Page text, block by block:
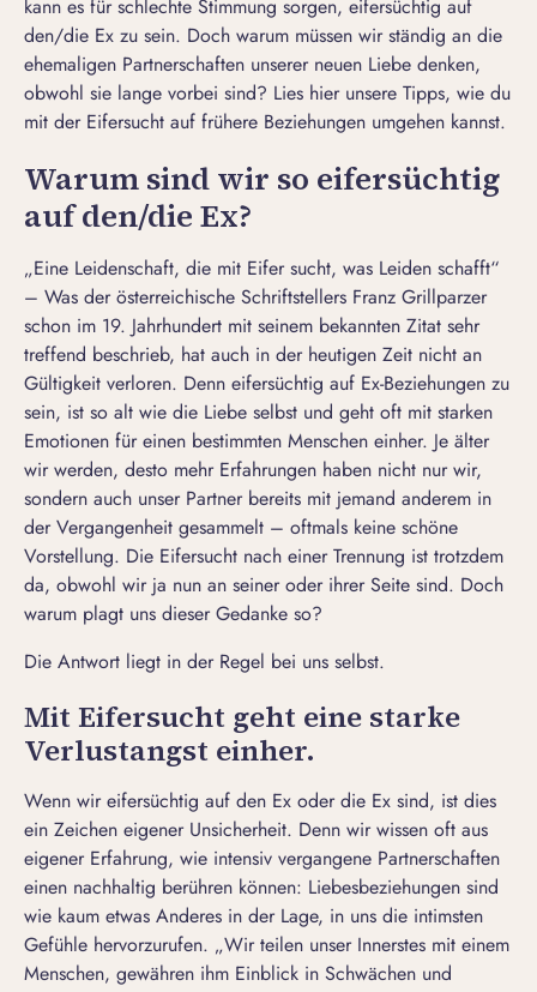
kann es für schlechte Stimmung sorgen, eifersüchtig auf
den/die Ex zu sein. Doch warum müssen wir ständig an die
ehemaligen Partnerschaften unserer neuen Liebe denken,
obwohl sie lange vorbei sind? Lies hier unsere Tipps, wie du
mit der Eifersucht auf frühere Beziehungen umgehen kannst.
Warum sind wir so eifersüchtig
auf den/die Ex?
„Eine Leidenschaft, die mit Eifer sucht, was Leiden schafft“
– Was der österreichische Schriftstellers Franz Grillparzer
schon im 19. Jahrhundert mit seinem bekannten Zitat sehr
treffend beschrieb, hat auch in der heutigen Zeit nicht an
Gültigkeit verloren. Denn eifersüchtig auf Ex-Beziehungen zu
sein, ist so alt wie die Liebe selbst und geht oft mit starken
Emotionen für einen bestimmten Menschen einher. Je älter
wir werden, desto mehr Erfahrungen haben nicht nur wir,
sondern auch unser Partner bereits mit jemand anderem in
der Vergangenheit gesammelt – oftmals keine schöne
Vorstellung. Die Eifersucht nach einer Trennung ist trotzdem
da, obwohl wir ja nun an seiner oder ihrer Seite sind. Doch
warum plagt uns dieser Gedanke so?
Die Antwort liegt in der Regel bei uns selbst.
Mit Eifersucht geht eine starke
Verlustangst einher.
Wenn wir eifersüchtig auf den Ex oder die Ex sind, ist dies
ein Zeichen eigener Unsicherheit. Denn wir wissen oft aus
eigener Erfahrung, wie intensiv vergangene Partnerschaften
einen nachhaltig berühren können: Liebesbeziehungen sind
wie kaum etwas Anderes in der Lage, in uns die intimsten
Gefühle hervorzurufen. „Wir teilen unser Innerstes mit einem
Menschen, gewähren ihm Einblick in Schwächen und